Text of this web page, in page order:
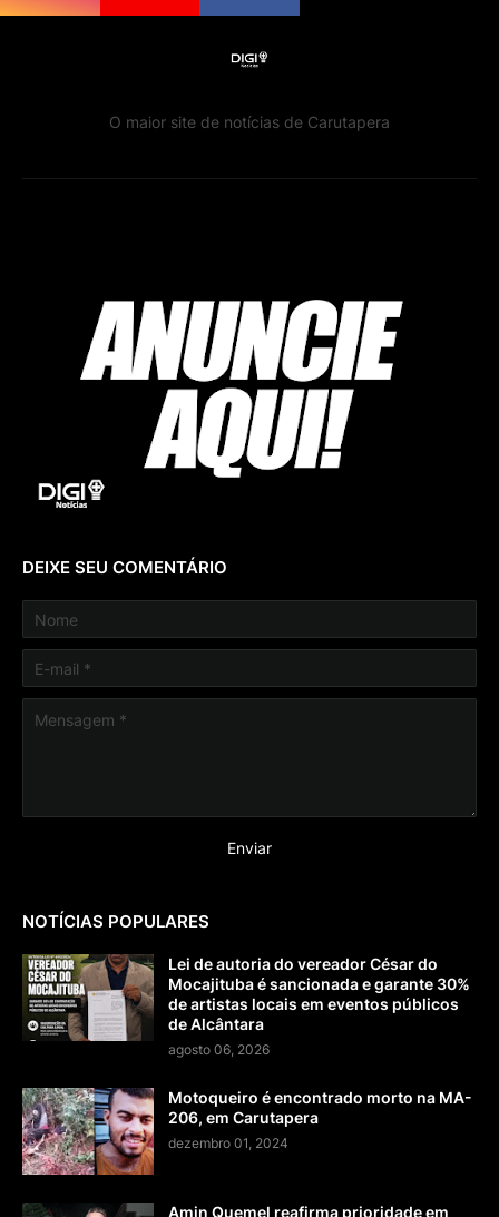
O maior site de notícias de Carutapera
DEIXE SEU COMENTÁRIO
NOTÍCIAS POPULARES
Lei de autoria do vereador César do
Mocajituba é sancionada e garante 30%
de artistas locais em eventos públicos
de Alcântara
agosto 06, 2026
Motoqueiro é encontrado morto na MA-
206, em Carutapera
dezembro 01, 2024
Amin Quemel reafirma prioridade em